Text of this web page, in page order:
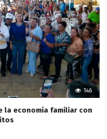
146
la economía familiar con